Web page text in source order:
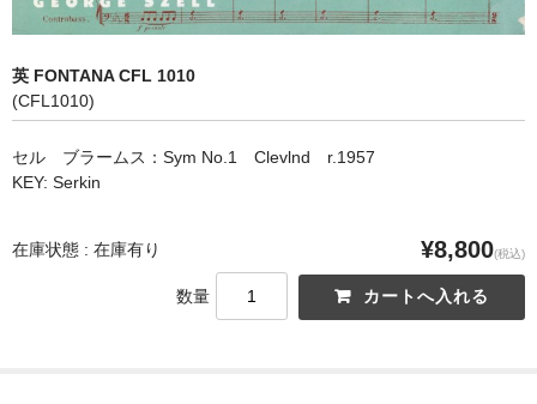
CD&BOOK
PICK UP
ORDER
NEWS
英 FONTANA CFL 1010
(CFL1010)
セル ブラームス：Sym No.1 Clevlnd r.1957
KEY: Serkin
在庫状態 : 在庫有り ¥8,800(税込)
数量